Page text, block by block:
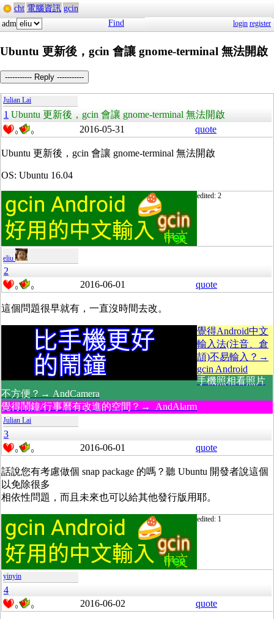
cht 電腦資訊 gcin
adm
Find login register
Ubuntu 更新後，gcin 會讓 gnome-terminal 無法開啟
----------- Reply -----------
Julian Lai
1 Ubuntu 更新後，gcin 會讓 gnome-terminal 無法開啟
0 0 2016-05-31 quote
Ubuntu 更新後，gcin 會讓 gnome-terminal 無法開啟
OS: Ubuntu 16.04
edited: 2
eliu
2
0 0 2016-06-01 quote
這個問題很早就有，一直沒時間去改。
覺得Android中文
輸入法(注音、倉
頡)不易輸入？→
gcin Android
手機照相看照片
不方便？→ AndCamera
覺得鬧鐘/行事曆有改進的空間？→ AndAlarm
Julian Lai
3
0 0 2016-06-01 quote
話說您有考慮做個 snap package 的嗎？聽 Ubuntu 開發者說這個
以免除很多
相依性問題，而且未來也可以給其他發行版用耶。
edited: 1
yinyin
4
0 0 2016-06-02 quote